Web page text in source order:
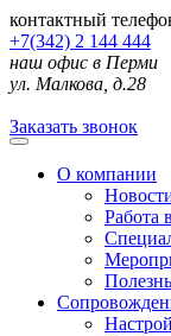
контактный
+7(342) 2 144 444
наш офис в Перми
ул. Малкова, д.28
Заказать звонок
О компании
Работа